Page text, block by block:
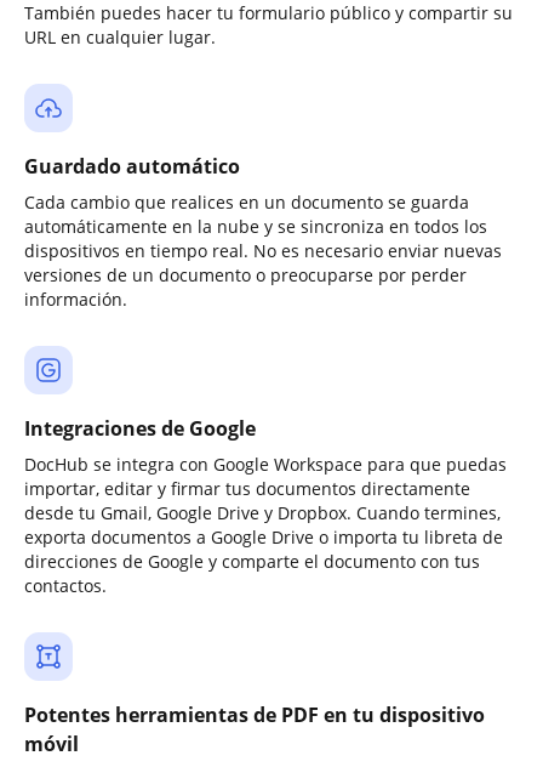
También puedes hacer tu formulario público y compartir su
URL en cualquier lugar.
Guardado automático
Cada cambio que realices en un documento se guarda
automáticamente en la nube y se sincroniza en todos los
dispositivos en tiempo real. No es necesario enviar nuevas
versiones de un documento o preocuparse por perder
información.
Integraciones de Google
DocHub se integra con Google Workspace para que puedas
importar, editar y firmar tus documentos directamente
desde tu Gmail, Google Drive y Dropbox. Cuando termines,
exporta documentos a Google Drive o importa tu libreta de
direcciones de Google y comparte el documento con tus
contactos.
Potentes herramientas de PDF en tu dispositivo
móvil